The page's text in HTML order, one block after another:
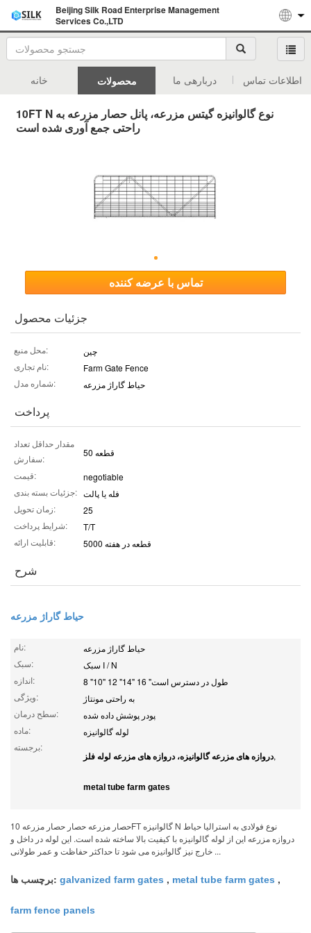
Beijing Silk Road Enterprise Management
Services Co.,LTD
خانه محصولات دربارهی ما اطلاعات تماس
10FT N نوع گالوانیزه گیتس مزرعه، پانل حصار مزرعه به
راحتی جمع آوری شده است
تماس با عرضه کننده
جزئیات محصول
محل منبع:
چين
نام تجاری:
Farm Gate Fence
شماره مدل:
حیاط گاراژ مزرعه
پرداخت
مقدار حداقل تعداد
سفارش:
50 قطعه
قیمت:
negotiable
جزئیات بسته بندی: فله یا پالت
زمان تحویل:
25
شرایط پرداخت:
T/T
قابلیت ارائه:
5000 قطعه در هفته
شرح
حیاط گاراژ مزرعه
نام:
حیاط گاراژ مزرعه
سبک:
سبک I / N
اندازه:
8 "10" 12 "14" 16 "طول در دسترس است
ویژگی:
به راحتی مونتاژ
سطح درمان:
پودر پوشش داده شده
ماده:
لوله گالوانیزه
برجسته:
دروازه های مزرعه گالوانیزه، دروازه های مزرعه لوله فلز,
metal tube farm gates
حصار مزرعه حصار حصار مزرعه 10FT گالوانیزه N نوع فولادی به استرالیا حیاط
دروازه مزرعه این از لوله گالوانیزه با کیفیت بالا ساخته شده است. این لوله در داخل و
خارج نیز گالوانیزه می شود تا حداکثر حفاظت و عمر طولانی ...
برچسب ها: galvanized farm gates , metal tube farm gates ,
farm fence panels